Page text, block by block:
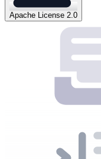
Apache License 2.0